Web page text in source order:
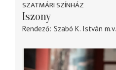
SZATMÁRI SZÍNHÁZ
Iszony
Rendező Szabó K. István m.v.